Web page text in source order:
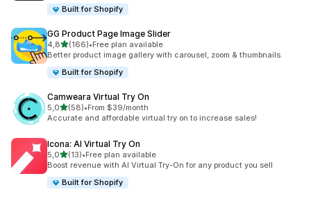
Built for Shopify
GG Product Page Image Slider
4,8na 5 gwiazdek
(166)
Łączna liczba recenzji: 166
•Free plan available
Better product image gallery with carousel, zoom & thumbnails.
Built for Shopify
Camweara Virtual Try On
5,0na 5 gwiazdek
(58)
Łączna liczba recenzji: 58
•From $39/month
Accurate and affordable virtual try on to increase sales!
Icona: AI Virtual Try On
5,0na 5 gwiazdek
(13)
Łączna liczba recenzji: 13
•Free plan available
Boost revenue with AI Virtual Try-On for any product you sell
Built for Shopify